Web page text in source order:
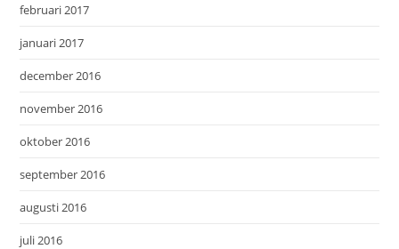
februari 2017
januari 2017
december 2016
november 2016
oktober 2016
september 2016
augusti 2016
juli 2016